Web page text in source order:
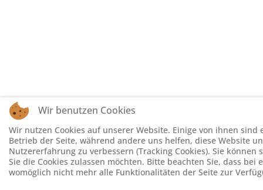
Wir benutzen Cookies
Wir nutzen Cookies auf unserer Website. Einige von ihnen sind
Betrieb der Seite, während andere uns helfen, diese Website
Nutzererfahrung zu verbessern (Tracking Cookies). Sie können
Sie die Cookies zulassen möchten. Bitte beachten Sie, dass bei
womöglich nicht mehr alle Funktionalitäten der Seite zur